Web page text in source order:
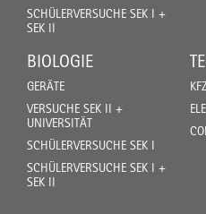
SCHÜLERVERSUCHE SEK I +
SEK II
BIOLOGIE
GERÄTE
VERSUCHE SEK II +
UNIVERSITÄT
SCHÜLERVERSUCHE SEK I
SCHÜLERVERSUCHE SEK I +
SEK II